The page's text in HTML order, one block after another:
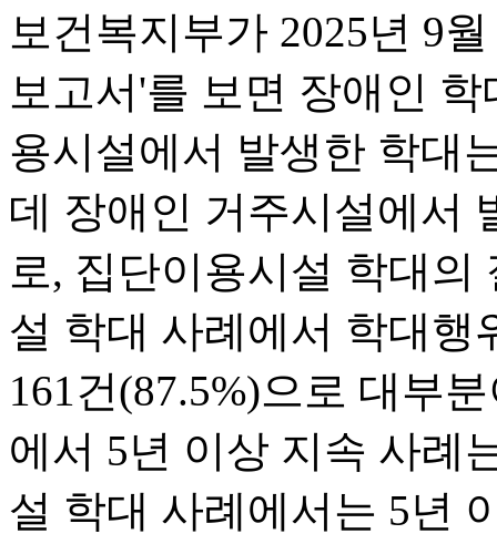
보건복지부가 2025년 9
보고서'를 보면 장애인
용시설에서 발생한 학대
데 장애인 거주시설에서
로, 집단이용시설 학대의
설 학대 사례에서 학대행
161건(87.5%)으로 대부
에서 5년 이상 지속 사례
설 학대 사례에서는 5년